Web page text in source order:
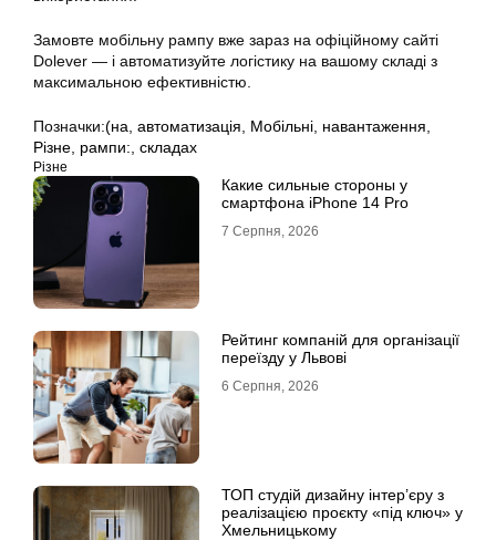
Замовте мобільну рампу вже зараз на офіційному сайті
Dolever — і автоматизуйте логістику на вашому складі з
максимальною ефективністю.
Позначки:(на автоматизація Мобільні навантаження
Різне рампи: складах
Різне
Какие сильные стороны у
смартфона iPhone 14 Pro
7 Серпня, 2026
Рейтинг компаній для організації
переїзду у Львові
6 Серпня, 2026
ТОП студій дизайну інтер’єру з
реалізацією проєкту «під ключ» у
Хмельницькому